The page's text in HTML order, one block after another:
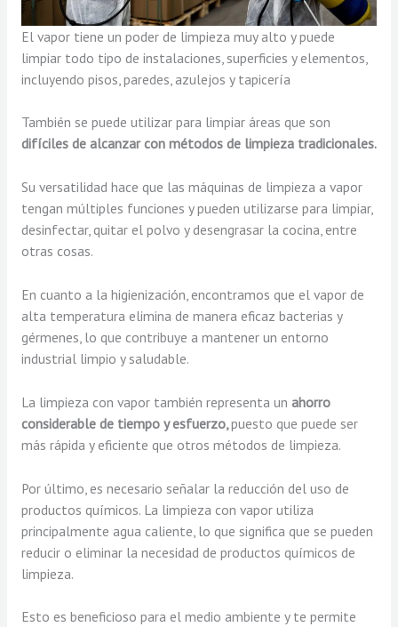
El vapor tiene un poder de limpieza muy alto y puede
limpiar todo tipo de instalaciones, superficies y elementos,
incluyendo pisos, paredes, azulejos y tapicería
También se puede utilizar para limpiar áreas que son
difíciles de alcanzar con métodos de limpieza tradicionales.
Su versatilidad hace que las máquinas de limpieza a vapor
tengan múltiples funciones y pueden utilizarse para limpiar,
desinfectar, quitar el polvo y desengrasar la cocina, entre
otras cosas.
En cuanto a la higienización, encontramos que el vapor de
alta temperatura elimina de manera eficaz bacterias y
gérmenes, lo que contribuye a mantener un entorno
industrial limpio y saludable.
La limpieza con vapor también representa un ahorro
considerable de tiempo y esfuerzo,puesto que puede ser
más rápida y eficiente que otros métodos de limpieza.
Por último, es necesario señalar la reducción del uso de
productos químicos. La limpieza con vapor utiliza
principalmente agua caliente, lo que significa que se pueden
reducir o eliminar la necesidad de productos químicos de
limpieza.
Esto es beneficioso para el medio ambiente y te permite